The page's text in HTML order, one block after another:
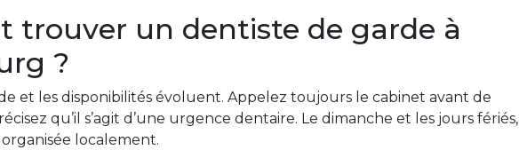
trouver un dentiste de garde à
?
et les disponibilités évoluent. Appelez toujours le cabinet avant de
qu’il s’agit d’une urgence dentaire. Le dimanche et les jours fériés,
localement.